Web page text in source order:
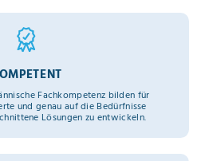
Fachkompetenz bilden für
und genau auf die Bedürfnisse
Lösungen zu entwickeln.